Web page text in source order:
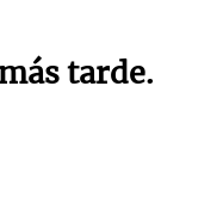
tarde.